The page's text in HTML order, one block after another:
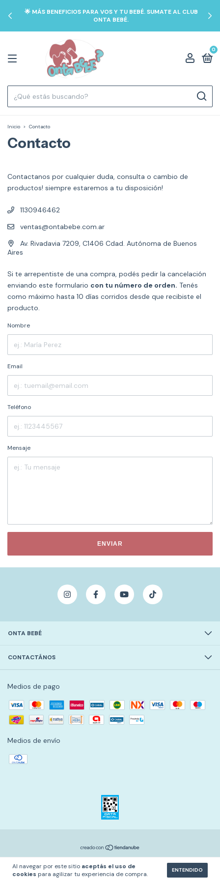
🌟 MÁS BENEFICIOS PARA VOS Y TU BEBÉ. SUMATE AL CLUB
ONTA BEBÉ.
0
Al navegar por este sitio aceptás el uso de
cookies para agilizar tu experiencia de compra.
ENTENDIDO
Inicio > Contacto
Contacto
Contactanos por cualquier duda, consulta o cambio de
productos! siempre estaremos a tu disposición!
1130946462
ventas@ontabebe.com.ar
Av. Rivadavia 7209, C1406 Cdad. Autónoma de Buenos
Aires
Si te arrepentiste de una compra, podés pedir la cancelación
enviando este formulario con tu número de orden. Tenés
como máximo hasta 10 días corridos desde que recibiste el
producto.
Nombre
Email
Teléfono
Mensaje
ENVIAR
ONTA BEBÉ
CONTACTÁNOS
Medios de pago
Medios de envío